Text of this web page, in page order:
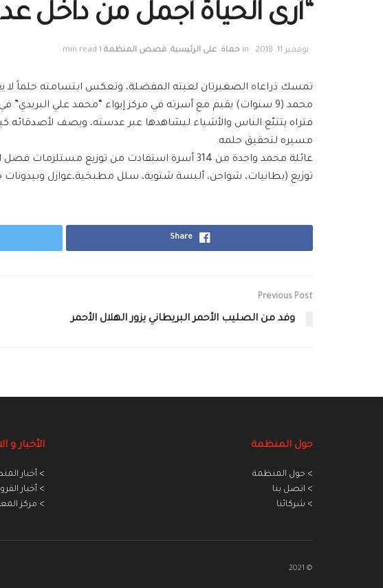
“أرى الحياة أجمل من داخل
نوفمبر 11, 2018 in حماة, على الرئيسية, قصص المنظمة 1 min read
تمسك ذراعاه الصغيرتان لعبته المفضلة، وتعكس ابتسامته حلماً لا
محمد (9 سنوات) يقيم مع أسرته في مركز إيواء “محمد علي
فتراه يتتبّع الناس والأشياء ليشاهدها عبر عدسته، ويصف
مسيره لتحقيق حلمه.
توزيع (بطانيات، شواحن، ألبسة شتوية، سلل مطبخية،عوازل وبيدونات
Share
Previous Post
وفد من الصليب الأحمر البريطاني يزور الهلال الأحمر
حول المنظمة
> حول المنظمة
> اتصل بنا
> شركائنا
الأخبار و
> أخبار
> أخبار
> مركز
© 2021